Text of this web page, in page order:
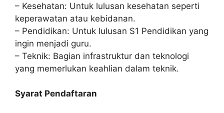
– Kesehatan: Untuk lulusan kesehatan seperti
keperawatan atau kebidanan.
– Pendidikan: Untuk lulusan S1 Pendidikan yang
ingin menjadi guru.
– Teknik: Bagian infrastruktur dan teknologi
yang memerlukan keahlian dalam teknik.
Syarat Pendaftaran